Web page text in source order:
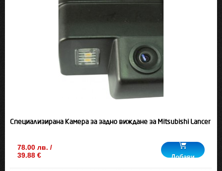
Специализирана Камера за задно виждане за Mitsubishi Lancer
78.00 лв. /
39.88 €
Добави